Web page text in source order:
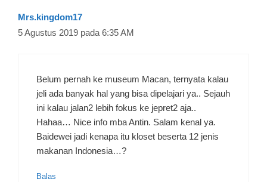
Mrs.kingdom17
5 Agustus 2019 pada 6:35 AM
Belum pernah ke museum Macan, ternyata kalau
jeli ada banyak hal yang bisa dipelajari ya.. Sejauh
ini kalau jalan2 lebih fokus ke jepret2 aja..
Hahaa… Nice info mba Antin. Salam kenal ya.
Baidewei jadi kenapa itu kloset beserta 12 jenis
makanan Indonesia…?
Balas